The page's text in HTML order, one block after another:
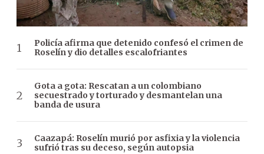
Policía afirma que detenido confesó el crimen de
Roselín y dio detalles escalofriantes
Gota a gota: Rescatan a un colombiano
secuestrado y torturado y desmantelan una
banda de usura
Caazapá: Roselín murió por asfixia y la violencia
sufrió tras su deceso, según autopsia